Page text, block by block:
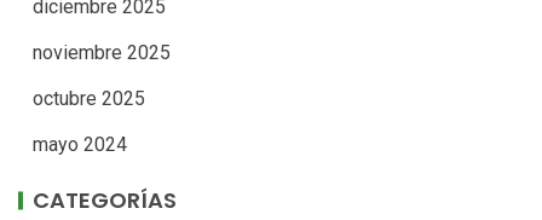
diciembre 2025
noviembre 2025
octubre 2025
mayo 2024
CATEGORÍAS